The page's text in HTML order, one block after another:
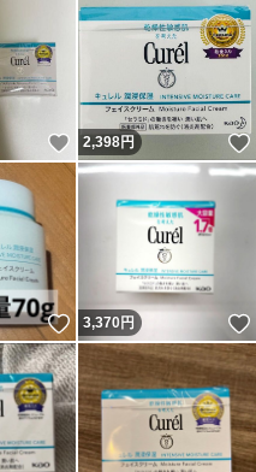
いいね！
2,398円
いいね！
3,370円